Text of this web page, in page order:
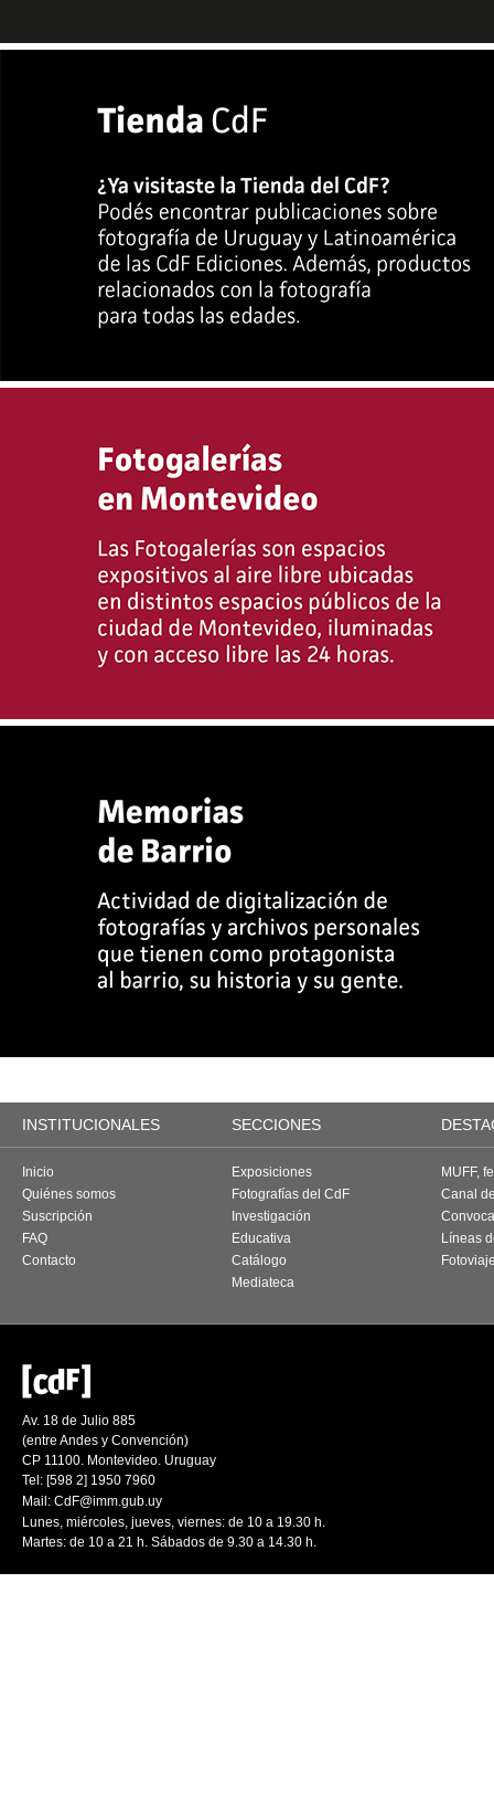
INSTITUCIONALES SECCIONES
Inicio
Quiénes somos
Suscripción
FAQ
Contacto
Exposiciones
Fotografías del CdF
Investigación
Educativa
Catálogo
Mediateca
MUFF,
Canal
Líneas
Av. 18 de Julio 885
(entre Andes y Convención)
CP 11100. Montevideo. Uruguay
Tel: [598 2] 1950 7960
Mail: CdF@imm.gub.uy
Lunes, miércoles, jueves, viernes: de 10 a 19.30 h.
Martes: de 10 a 21 h. Sábados de 9.30 a 14.30 h.